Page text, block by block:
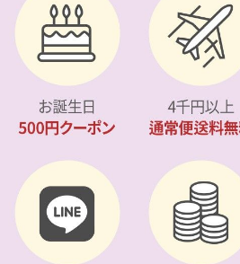
INSTAGRAM LINE